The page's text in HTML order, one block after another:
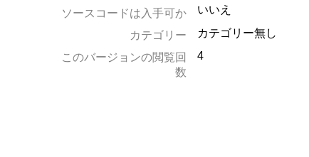
ソースコードは入手可か いいえ
カテゴリー
カテゴリー無し
このバージョンの閲覧回
数
4